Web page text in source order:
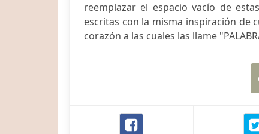
reemplazar el espacio vacío de
escritas con la misma inspiración de
corazón a las cuales las llame